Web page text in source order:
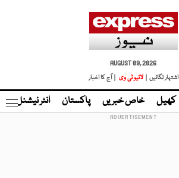
AUGUST 09, 2026
اشتہار لگائیں |
لائیو ٹی وی | آج کا اخبار
کھیل خاص خبریں پاکستان انٹر نیشنل